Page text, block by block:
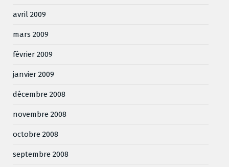
avril 2009
mars 2009
février 2009
janvier 2009
décembre 2008
novembre 2008
octobre 2008
septembre 2008